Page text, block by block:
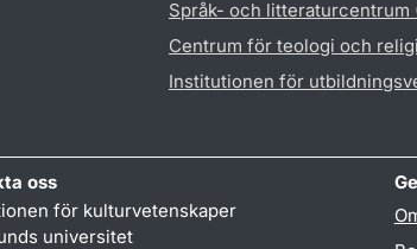
Språk- och litteraturcentrum
Centrum för teologi och
Institutionen för
oss
för kulturvetenskaper
universitet